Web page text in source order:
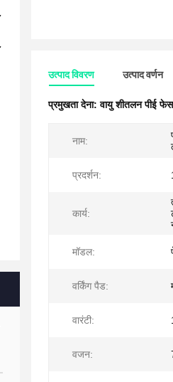
उत्पाद विवरण उत्पाद वर्णन
प्रमुखता देना:वायु शीतलन पीई
नाम:
प्रदर्शन:
कार्य:
मॉडल:
वर्किंग पैड:
वारंटी:
वजन: